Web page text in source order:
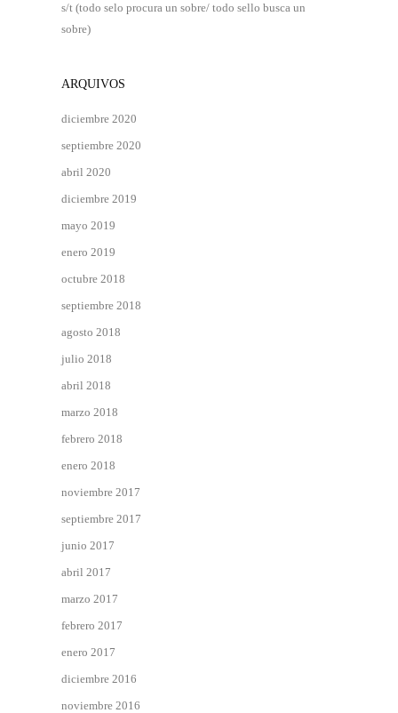
s/t (todo selo procura un sobre/ todo sello busca un
sobre)
ARQUIVOS
diciembre 2020
septiembre 2020
abril 2020
diciembre 2019
mayo 2019
enero 2019
octubre 2018
septiembre 2018
agosto 2018
julio 2018
abril 2018
marzo 2018
febrero 2018
enero 2018
noviembre 2017
septiembre 2017
junio 2017
abril 2017
marzo 2017
febrero 2017
enero 2017
diciembre 2016
noviembre 2016